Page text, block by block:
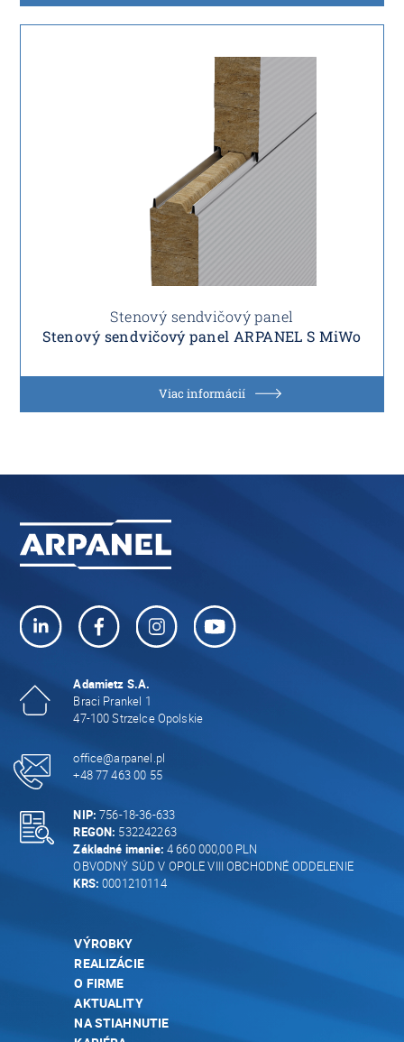
Stenový sendvičový panel
Stenový sendvičový panel ARPANEL S MiWo
Viac informácií
Adamietz S.A.
Braci Prankel 1
47-100 Strzelce Opolskie
office@arpanel.pl
+48 77 463 00 55
NIP: 756-18-36-633
REGON: 532242263
Základné imanie: 4 660 000,00 PLN
OBVODNÝ SÚD V OPOLE VIII OBCHODNÉ ODDELENIE
KRS: 0001210114
VÝROBKY
REALIZÁCIE
O FIRME
AKTUALITY
NA STIAHNUTIE